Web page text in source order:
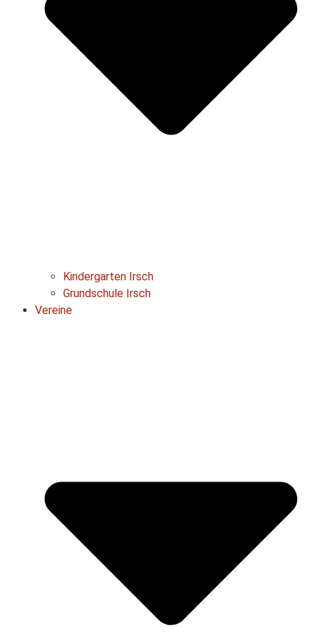
Kindergarten Irsch
Grundschule Irsch
Vereine